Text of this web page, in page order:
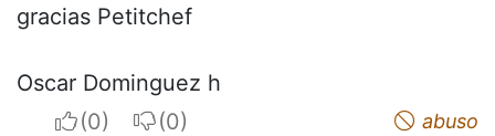
gracias Petitchef
Oscar Dominguez h
I apreciateI do not appreciate abuso